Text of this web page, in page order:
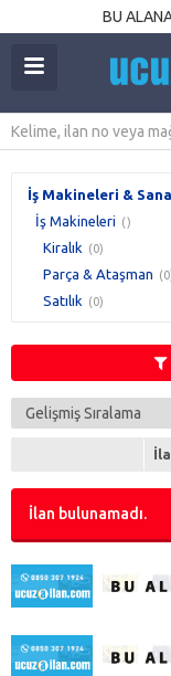
BU
İş Makineleri &
İş Makineleri ()
Kiralık (0)
Parça & Ataşman
Satılık (0)
İlan bulunamadı.